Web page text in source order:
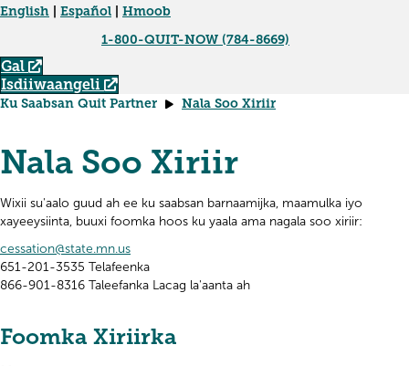
English Español
Hmoob
1-800-QUIT-NOW (784-8669)
Gal
Isdiiwaangeli
Ku Saabsan Quit Partner Nala Soo Xiriir
Nala Soo Xiriir
Wixii su'aalo guud ah ee ku saabsan barnaamijka, maamulka iyo
xayeeysiinta, buuxi foomka hoos ku yaala ama nagala soo xiriir:
cessation@state.mn.us
651-201-3535 Telafeenka
866-901-8316 Taleefanka Lacag la'aanta ah
Foomka Xiriirka